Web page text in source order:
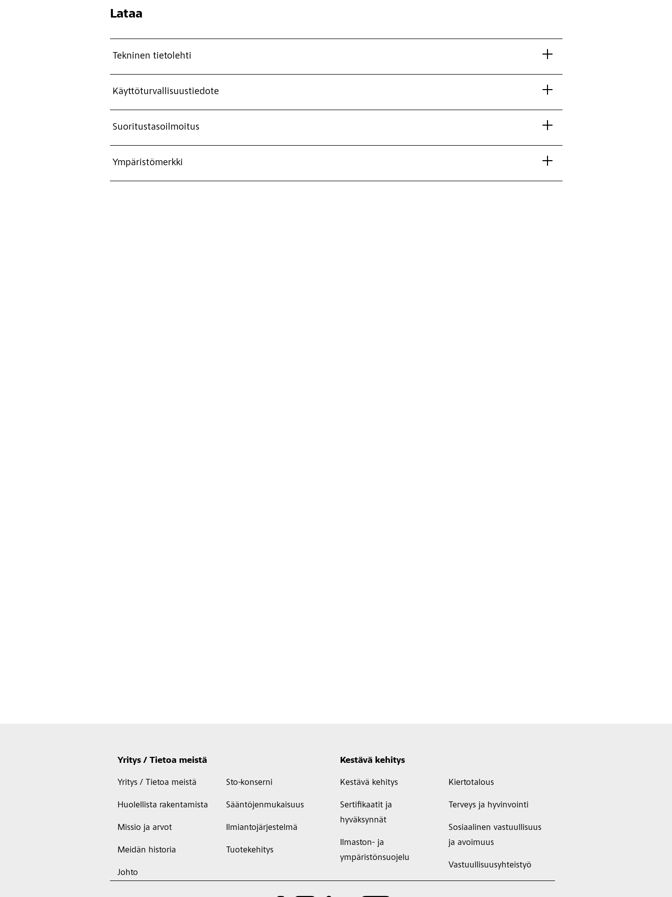
Lataa
Tekninen tietolehti
Käyttöturvallisuustiedote
Suoritustasoilmoitus
Ympäristömerkki
Yritys / Tietoa meistä
Yritys / Tietoa meistä
Huolellista rakentamista
Missio ja arvot
Meidän historia
Johto
Sto-konserni
Sääntöjenmukaisuus
Ilmiantojärjestelmä
Tuotekehitys
Kestävä kehitys
Kestävä kehitys
Sertifikaatit ja
hyväksynnät
Ilmaston- ja
ympäristönsuojelu
Kiertotalous
Terveys ja hyvinvointi
Sosiaalinen vastuullisuus
ja avoimuus
Vastuullisuusyhteistyö